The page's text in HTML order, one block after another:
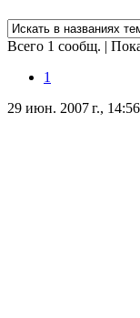
Всего 1 сообщ. |
1
29 июн. 2007 г.,